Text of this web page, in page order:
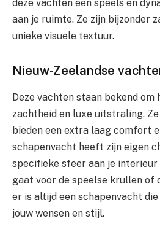
deze vachten een speels en
aan je ruimte. Ze zijn bijzonder
unieke visuele textuur.
Nieuw-Zeelandse
Deze vachten staan bekend
zachtheid en luxe uitstraling.
bieden een extra laag comfort
schapenvacht heeft zijn eigen
specifieke sfeer aan je interieur
gaat voor de speelse krullen of
er is altijd een schapenvacht
jouw wensen en stijl.